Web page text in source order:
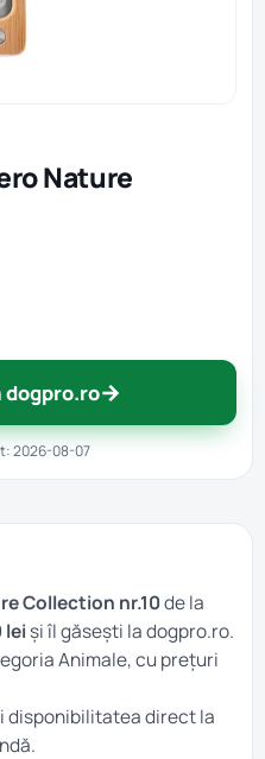
Nature
dogpro.ro→
2026-08-07
Collection nr.10de la
lei și îl găsești la dogpro.ro.
Animale, cu prețuri
disponibilitatea direct la